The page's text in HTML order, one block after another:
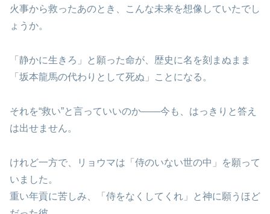
火事から救ったあのとき、こんな未来を想像していたでし
ょうか。
「静かに生きろ」と願った命が、歴史に名を刻まぬまま
「坂本龍馬の代わりとして死ぬ」ことになる。
それを“救い”と言っていいのか――今も、はっきりと答え
は出せません。
けれど一方で、リョウマは「侍のいない世の中」を願って
いました。
重い年貢に苦しみ、「侍をなくしてくれ」と神に願うほど